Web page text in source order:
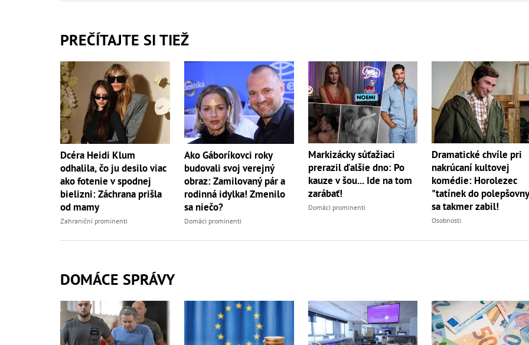
PREČÍTAJTE SI TIEŽ
Dcéra Heidi Klum
odhalila, čo ju desilo viac
ako fotenie v spodnej
bielizni: Záchrana prišla
od mamy
Zahraniční prominenti
Ako Gáboríkovci roky
budovali svoj verejný
obraz: Zamilovaný pár a
rodinná idylka! Zmenilo
sa niečo?
Domáci prominenti
Markizácky súťažiaci
prerazil ďalšie dno: Po
kauze v šou... Ide na tom
zarábať!
Domáci prominenti
Dramatické chvíle pri
nakrúcaní kultovej
komédie: Horolezec
"tatínek do
sa takmer zabil!
Osobnosti
DOMÁCE SPRÁVY